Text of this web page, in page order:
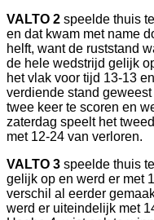
VALTO 2 speelde thuis
en dat kwam met name
helft, want de ruststand
de hele wedstrijd gelijk
het vlak voor tijd 13-13
verdiende stand
twee keer te scoren en
zaterdag speelt het
met 12-24 van verloren.
VALTO 3 speelde thuis
gelijk op en werd er met
verschil al eerder
werd er uiteindelijk met